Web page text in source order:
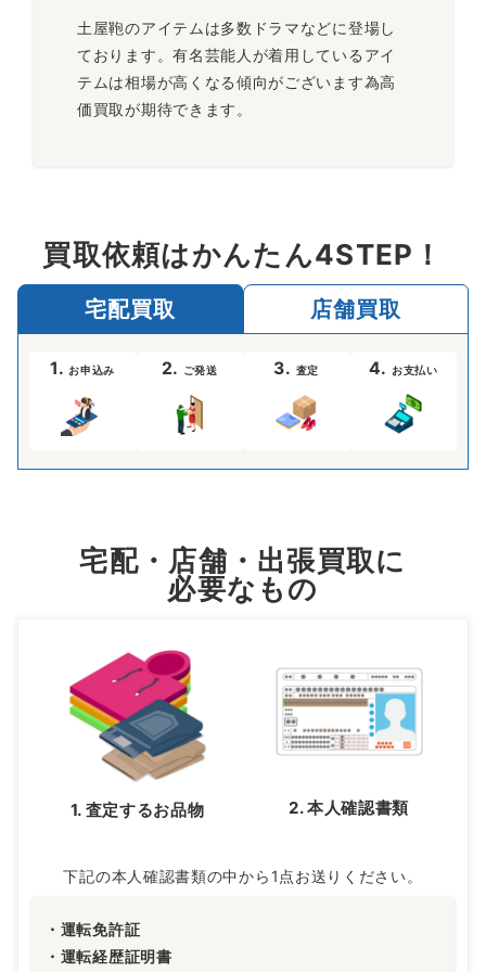
土屋鞄のアイテムは多数ドラマなどに登場し
ております。有名芸能人が着用しているアイ
テムは相場が高くなる傾向がございます為高
価買取が期待できます。
買取依頼はかんたん4STEP！
宅配買取 店舗買取
1.お申込み 2. ご発送 3. 査定 4. お支払い
宅配・店舗・出張買取に
必要なもの
1. 査定するお品物 2. 本人確認書類
下記の本人確認書類の中から1点お送りください。
・運転免許証
・運転経歴証明書